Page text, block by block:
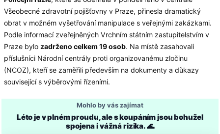
Všeobecné zdravotní pojišťovny v Praze, přinesla dramatický
obrat v možném vyšetřování manipulace s veřejnými zakázkami.
Podle informací zveřejněných Vrchním státním zastupitelstvím v
Praze bylo zadrženo celkem 19 osob. Na místě zasahovali
příslušníci Národní centrály proti organizovanému zločinu
(NCOZ), kteří se zaměřili především na dokumenty a důkazy
související s výběrovými řízeními.
Mohlo by vás zajímat
Léto je v plném proudu, ale s koupáním jsou bohužel
spojena i vážná rizika. 🌊